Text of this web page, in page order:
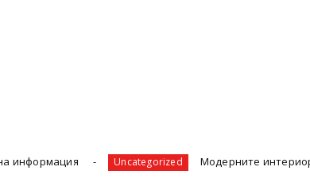
Uncategorized Модерните интериорни врати през